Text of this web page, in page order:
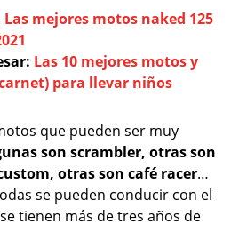
Las mejores motos naked 125
Las 10 mejores motos y
para llevar niños
que pueden ser muy
son scrambler, otras son
otras son café racer…
se pueden conducir con el
tienen más de tres años de